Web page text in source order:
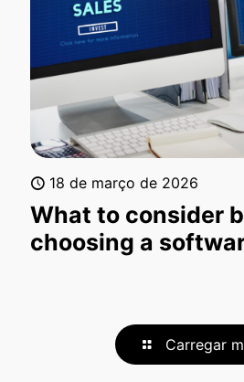
18 de março de 2026
What to consider
choosing a
Carregar